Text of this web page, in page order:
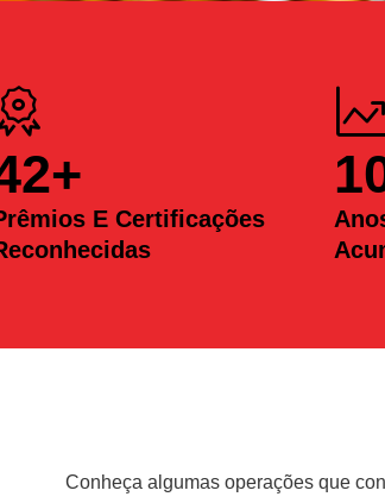
E Certificações
+
Conheça algumas operações que